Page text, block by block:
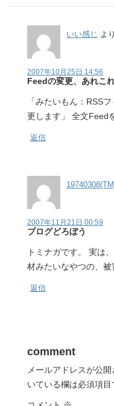
いい感じ よ
2007年10月25日 14:56
Feedの変更、あれこ
「みたいもん：RSS
更します」 全文Feed
返信
2007年11月21日 00:59
ブログどろぼう
トミナガです。 実は
材みたいなやつの、被
返信
comment
メールアドレスが公
いている欄は必須項目